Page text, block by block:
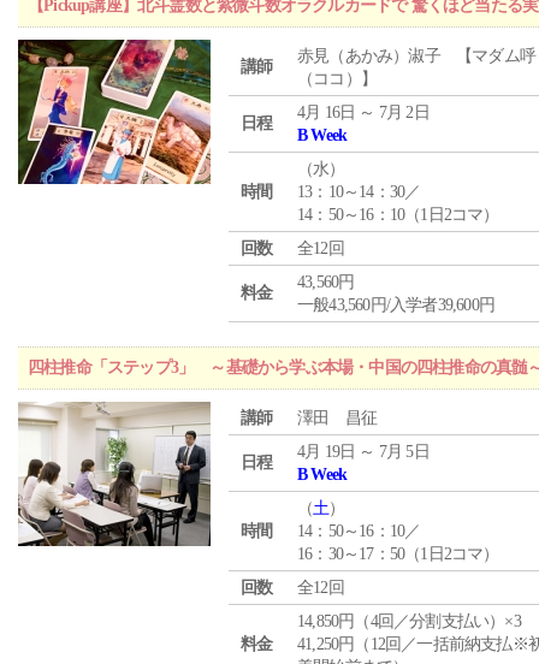
【Pickup講座】北斗霊数と紫微斗数オラクルカードで 驚くほど当たる
講師
赤見（あかみ）淑子 【マダム呼
（ココ）】
日程
4月 16日 ～ 7月 2日
B Week
時間
（水）
13：10～14：30／
14：50～16：10（1日2コマ）
回数
全12回
料金
43,560円
一般43,560円/入学者39,600円
四柱推命「ステップ3」 ～基礎から学ぶ本場・中国の四柱推命の真髄
講師 澤田 昌征
日程
4月 19日 ～ 7月 5日
B Week
時間
（土）
14：50～16：10／
16：30～17：50（1日2コマ）
回数
全12回
料金
14,850円（4回／分割支払い）×3
41,250円（12回／一括前納支払※